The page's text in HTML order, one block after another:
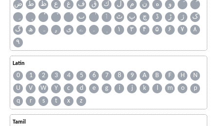
ض
ط ظ ع غ ف ق ك ل م ن ه
و
ٮ
ٲ ٹ پ چ ڈ ڑ ژ
ک
گ
ھ ہ ۄ ی ے ۔ ۱ ۳ ۴ ۵ ۶ ۷
۸
۹
Latin
0 1 2 3 4 5 6 7 8 9 A B F H
N
U
V W Y c d e g i j k l m o
p
q
r s t x z
Tamil